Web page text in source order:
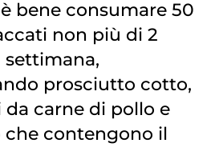
bene consumare 50
non più di 2
settimana,
prosciutto cotto,
da carne di pollo e
contengono il